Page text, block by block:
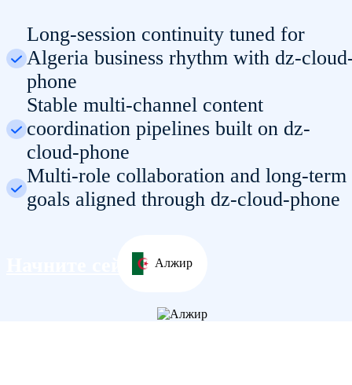
Long-session continuity tuned for
Algeria business rhythm with dz-
phone
Stable multi-channel content
coordination pipelines built on dz-
cloud-phone
Multi-role collaboration and long-term
goals aligned through dz-cloud-phone
Начните сейчасАлжир